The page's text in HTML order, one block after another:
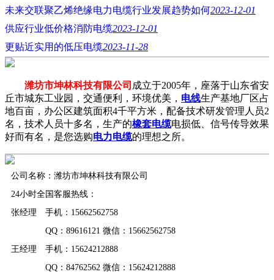
未来交联聚乙烯绝缘电力电缆行业发展趋势如何2023-12-01
供应行业低价格消防电缆2023-12-01
更贴近实用的低压电缆2023-11-28
潍坊市坤林科技有限公司 成立于2005年，座落于山东省安
丘市城东工业园，交通便利，环境优美， 电线生产基地厂区占
地百亩，办公区建筑面积4千平方米，配备技术研发管理人员2
名，技术人员十多名，生产的橡套电缆电损低、信号传导效果
好而有名，是您选购电力电缆的理想之所。
公司名称：潍坊市坤林科技有限公司
24小时全国客服热线：
张经理 手机：15662562758
QQ：89616121 微信：15662562758
王经理 手机：15624212888
QQ：84762562 微信：15624212888